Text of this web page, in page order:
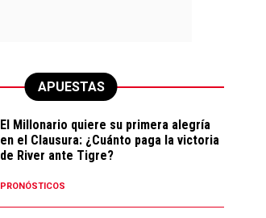
APUESTAS
El Millonario quiere su primera alegría
en el Clausura: ¿Cuánto paga la victoria
de River ante Tigre?
PRONÓSTICOS